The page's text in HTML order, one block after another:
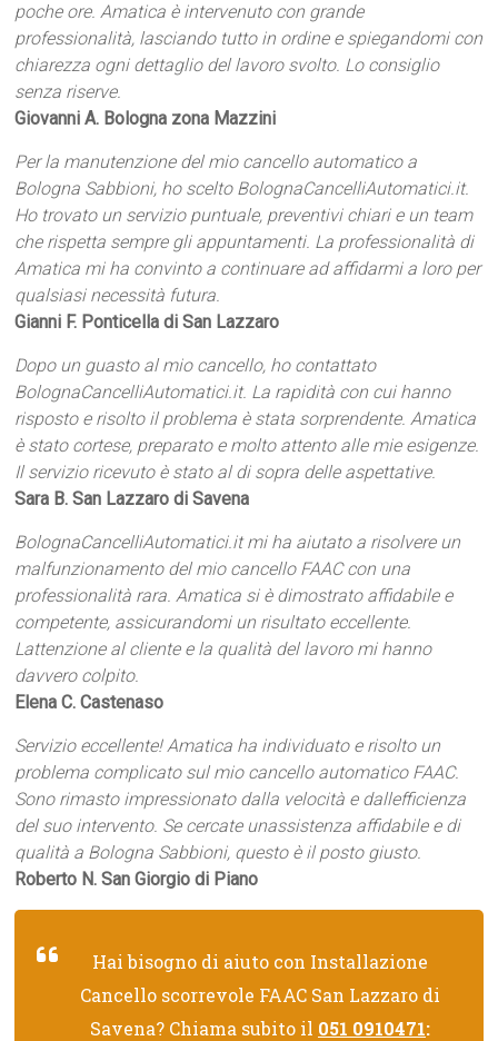
poche ore. Amatica è intervenuto con grande
professionalità, lasciando tutto in ordine e spiegandomi con
chiarezza ogni dettaglio del lavoro svolto. Lo consiglio
senza riserve.
Giovanni A. Bologna zona Mazzini
Per la manutenzione del mio cancello automatico a
Bologna Sabbioni, ho scelto BolognaCancelliAutomatici.it.
Ho trovato un servizio puntuale, preventivi chiari e un team
che rispetta sempre gli appuntamenti. La professionalità di
Amatica mi ha convinto a continuare ad affidarmi a loro per
qualsiasi necessità futura.
Gianni F. Ponticella di San Lazzaro
Dopo un guasto al mio cancello, ho contattato
BolognaCancelliAutomatici.it. La rapidità con cui hanno
risposto e risolto il problema è stata sorprendente. Amatica
è stato cortese, preparato e molto attento alle mie esigenze.
Il servizio ricevuto è stato al di sopra delle aspettative.
Sara B. San Lazzaro di Savena
BolognaCancelliAutomatici.it mi ha aiutato a risolvere un
malfunzionamento del mio cancello FAAC con una
professionalità rara. Amatica si è dimostrato affidabile e
competente, assicurandomi un risultato eccellente.
Lattenzione al cliente e la qualità del lavoro mi hanno
davvero colpito.
Elena C. Castenaso
Servizio eccellente! Amatica ha individuato e risolto un
problema complicato sul mio cancello automatico FAAC.
Sono rimasto impressionato dalla velocità e dallefficienza
del suo intervento. Se cercate unassistenza affidabile e di
qualità a Bologna Sabbioni, questo è il posto giusto.
Roberto N. San Giorgio di Piano
Hai bisogno di aiuto con Installazione
Cancello scorrevole FAAC San Lazzaro di
Savena? Chiama subito il 051 0910471: